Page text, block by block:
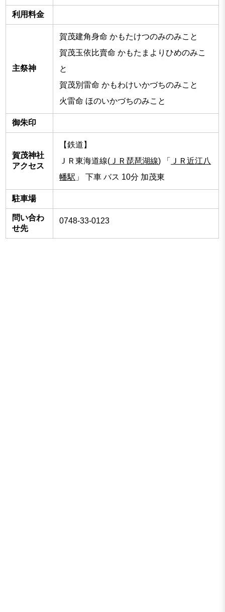
利用料金
主祭神
賀茂建角身命 かもたけつのみのみこと
賀茂玉依比賣命 かもたまよりひめのみこ
と
賀茂別雷命 かもわけいかづちのみこと
火雷命 ほのいかづちのみこと
御朱印
賀茂神社
アクセス
【鉄道】
ＪＲ東海道線( ＪＲ琵琶湖線) 「
ＪＲ近江八
幡駅 」 下車 バス 10分 加茂東
駐車場
問い合わ
せ先
0748-33-0123